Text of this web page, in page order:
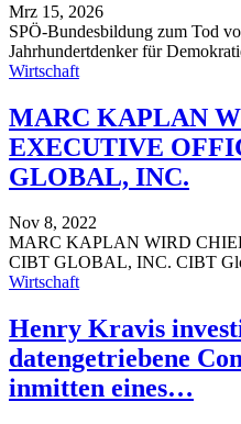
Mrz 15, 2026
SPÖ-Bundesbildung zum Tod
Jahrhundertdenker für
Wirtschaft
MARC KAPLAN
EXECUTIVE
GLOBAL, INC.
Nov 8, 2022
MARC KAPLAN WIRD
CIBT GLOBAL, INC. CIBT
Wirtschaft
Henry Kravis
datengetriebene
inmitten eines…